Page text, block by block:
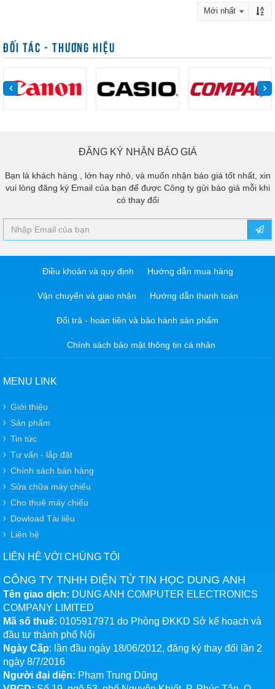
ĐỐI TÁC - THƯƠNG HIỆU
ĐĂNG KÝ NHẬN BÁO GIÁ
Bạn là khách hàng , lớn hay nhỏ, và muốn nhận báo giá tốt nhất, xin
vui lòng đăng ký Email của bạn để được Công ty gửi báo giá mỗi khi
có thay đổi
Điều khoản và quy định Hướng dẫn mua hàng
Vận chuyển và giao nhận Hướng dẫn thanh toán
Đổi trả - hoàn tiền và bảo hành sản phẩm
Chính sách bảo mật thông tin cá nhân
MENU LINK
Giới thiệu
Sản phẩm
Tin tức
Tư vấn - lắp đặt
Chính sách bán hàng
Sửa chữa máy chiếu
Cho thuê máy chiếu
Dowload Tài liệu
Liên hệ
LIÊN HỆ VỚI CHÚNG TÔI
CÔNG TY TNHH ĐIỆN TỬ TIN HỌC DUNG ANH
Tên giao dịch: DUNG ANH COMPUTER ELECTRONICS
COMPANY LIMITED
Mã số thuế: 0105917971 do Phòng ĐKKD Sở kế hoạch và
đầu tư thành phố Nội
Ngày Cấp: lần đầu ngày 18/06/2012, đăng ký thay đổi lần 2
ngày 8/7/2016
Người đại diện: Phạm Trung Dũng